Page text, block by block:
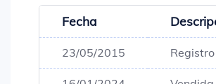
Fecha
23/05/2015 Registro